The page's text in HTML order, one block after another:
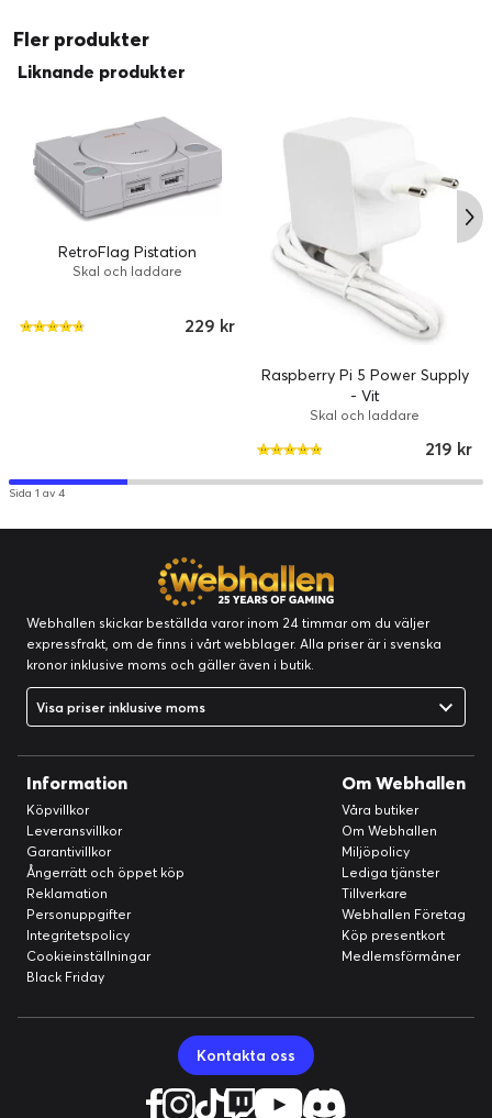
Fler produkter
Liknande produkter
RetroFlag Pistation
Skal och laddare
229 kr
Raspberry Pi 5 Power Supply
- Vit
Skal och laddare
219 kr
Sida 1 av 4
Webhallen skickar beställda varor inom 24 timmar om du väljer
expressfrakt, om de finns i vårt webblager. Alla priser är i svenska
kronor inklusive moms och gäller även i butik.
Visa priser inklusive moms
Information
Köpvillkor
Leveransvillkor
Garantivillkor
Ångerrätt och öppet köp
Reklamation
Personuppgifter
Integritetspolicy
Cookieinställningar
Black Friday
Om Webhallen
Våra butiker
Om Webhallen
Miljöpolicy
Lediga tjänster
Tillverkare
Webhallen Företag
Köp presentkort
Medlemsförmåner
Kontakta oss